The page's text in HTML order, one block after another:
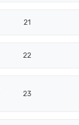
21
22
23